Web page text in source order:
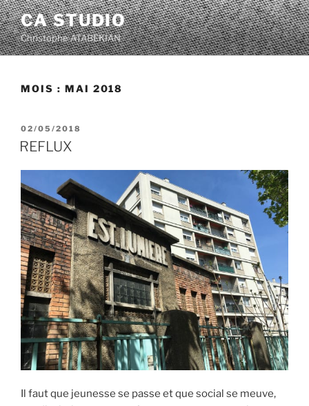
Aller
au
contenu
principal
CA STUDIO
Christophe ATABEKIAN
MOIS : MAI 2018
PUBLIÉ
LE
02/05/2018
REFLUX
Il faut que jeunesse se passe et que social se meuve,